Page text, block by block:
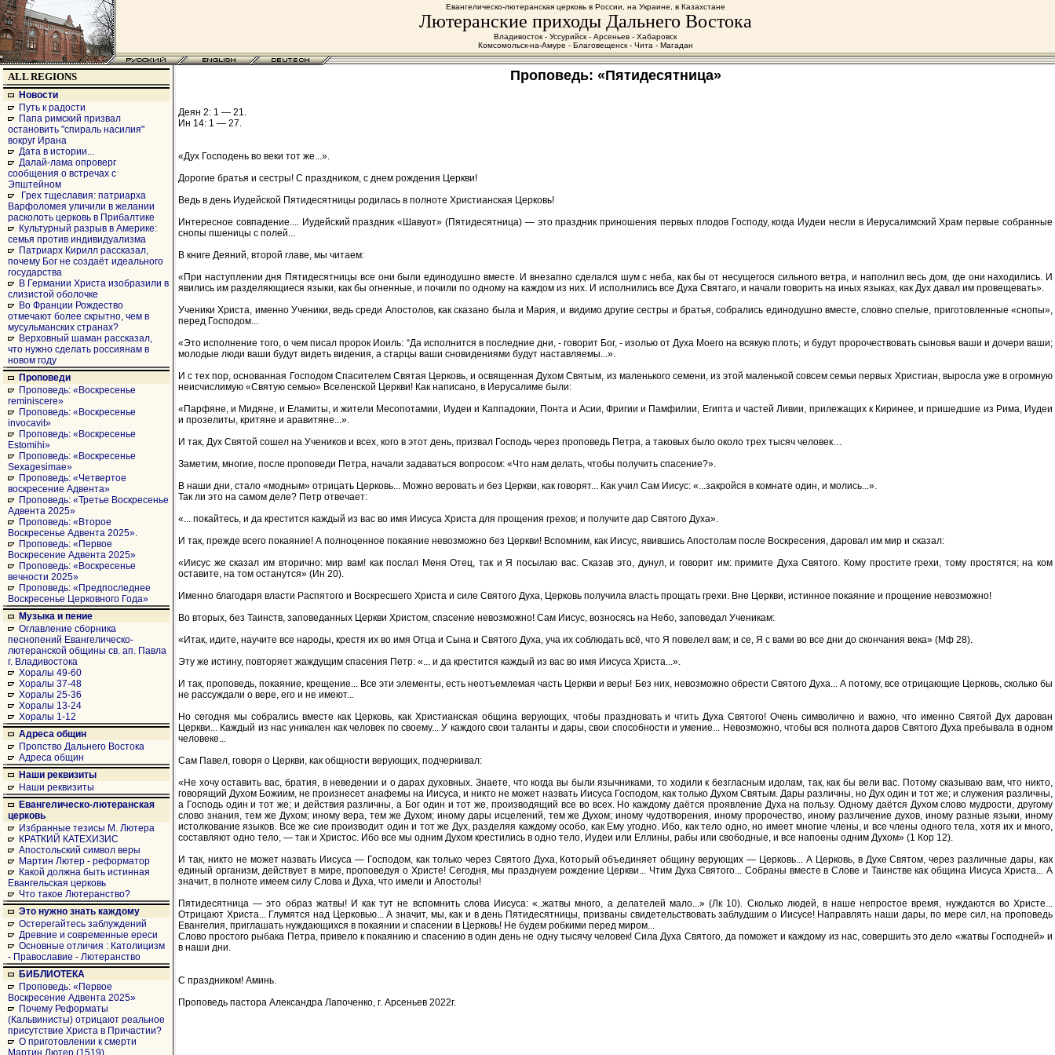
Евангелическо-лютеранская церковь в России, на Украине, в Казахстане
Лютеранские приходы Дальнего Востока
Владивосток - Уссурийск - Арсеньев - Хабаровск
Комсомольск-на-Амуре - Благовещенск - Чита - Магадан
ALL REGIONS
Новости
Путь к радости
Папа римский призвал
остановить "спираль насилия"
вокруг Ирана
Дата в истории...
Далай-лама опроверг
сообщения о встречах с
Эпштейном
Грех тщеславия: патриарха
Варфоломея уличили в желании
расколоть церковь в Прибалтике
Культурный разрыв в Америке:
семья против индивидуализма
Патриарх Кирилл рассказал,
почему Бог не создаёт идеального
государства
В Германии Христа изобразили в
слизистой оболочке
Во Франции Рождество
отмечают более скрытно, чем в
мусульманских странах?
Верховный шаман рассказал,
что нужно сделать россиянам в
новом году
Проповеди
Проповедь: «Воскресенье
reminiscere»
Проповедь: «Воскресенье
invocavit»
Проповедь: «Воскресенье
Estomihi»
Проповедь: «Воскресенье
Sexagesimae»
Проповедь: «Четвертое
воскресение Адвента»
Проповедь: «Третье Воскресенье
Адвента 2025»
Проповедь: «Второе
Воскресенье Адвента 2025».
Проповедь: «Первое
Воскресение Адвента 2025»
Проповедь: «Воскресенье
вечности 2025»
Проповедь: «Предпоследнее
Воскресенье Церковного Года»
Музыка и пение
Оглавление сборника
песнопений Евангелическо-
лютеранской общины св. ап. Павла
г. Владивостока
Хоралы 49-60
Хоралы 37-48
Хоралы 25-36
Хоралы 13-24
Хоралы 1-12
Адреса общин
Пропство Дальнего Востока
Адреса общин
Наши реквизиты
Наши реквизиты
Евангелическо-лютеранская
церковь
Избранные тезисы М. Лютера
КРАТКИЙ КАТЕХИЗИС
Апостольский символ веры
Мартин Лютер - реформатор
Какой должна быть истинная
Евангельская церковь
Что такое Лютеранство?
Это нужно знать каждому
Остерегайтесь заблуждений
Древние и современные ереси
Основные отличия : Католицизм
- Православие - Лютеранство
БИБЛИОТЕКА
Проповедь: «Первое
Воскресение Адвента 2025»
Почему Реформаты
(Кальвинисты) отрицают реальное
присутствие Христа в Причастии?
О приготовлении к смерти
Мартин Лютер (1519)
Проповедь: «Пятидесятница»
Деян 2: 1 — 21.
Ин 14: 1 — 27.
«Дух Господень во веки тот же...».
Дорогие братья и сестры! С праздником, с днем рождения Церкви!
Ведь в день Иудейской Пятидесятницы родилась в полноте Христианская Церковь!
Интересное совпадение.... Иудейский праздник «Шавуот» (Пятидесятница) — это праздник приношения первых плодов Господу, когда Иудеи несли в Иерусалимский Храм первые собранные
снопы пшеницы с полей...
В книге Деяний, второй главе, мы читаем:
«При наступлении дня Пятидесятницы все они были единодушно вместе. И внезапно сделался шум с неба, как бы от несущегося сильного ветра, и наполнил весь дом, где они находились. И
явились им разделяющиеся языки, как бы огненные, и почили по одному на каждом из них. И исполнились все Духа Святаго, и начали говорить на иных языках, как Дух давал им провещевать».
Ученики Христа, именно Ученики, ведь среди Апостолов, как сказано была и Мария, и видимо другие сестры и братья, собрались единодушно вместе, словно спелые, приготовленные «снопы»,
перед Господом...
«Это исполнение того, о чем писал пророк Иоиль: “Да исполнится в последние дни, - говорит Бог, - изолью от Духа Моего на всякую плоть; и будут пророчествовать сыновья ваши и дочери ваши;
молодые люди ваши будут видеть видения, а старцы ваши сновидениями будут наставляемы...».
И с тех пор, основанная Господом Спасителем Святая Церковь, и освященная Духом Святым, из маленького семени, из этой маленькой совсем семьи первых Христиан, выросла уже в огромную
неисчислимую «Святую семью» Вселенской Церкви! Как написано, в Иерусалиме были:
«Парфяне, и Мидяне, и Еламиты, и жители Месопотамии, Иудеи и Каппадокии, Понта и Асии, Фригии и Памфилии, Египта и частей Ливии, прилежащих к Киринее, и пришедшие из Рима, Иудеи
и прозелиты, критяне и аравитяне...».
И так, Дух Святой сошел на Учеников и всех, кого в этот день, призвал Господь через проповедь Петра, а таковых было около трех тысяч человек…
Заметим, многие, после проповеди Петра, начали задаваться вопросом: «Что нам делать, чтобы получить спасение?».
В наши дни, стало «модным» отрицать Церковь... Можно веровать и без Церкви, как говорят... Как учил Сам Иисус: «...закройся в комнате один, и молись...».
Так ли это на самом деле? Петр отвечает:
«... покайтесь, и да крестится каждый из вас во имя Иисуса Христа для прощения грехов; и получите дар Святого Духа».
И так, прежде всего покаяние! А полноценное покаяние невозможно без Церкви! Вспомним, как Иисус, явившись Апостолам после Воскресения, даровал им мир и сказал:
«Иисус же сказал им вторично: мир вам! как послал Меня Отец, так и Я посылаю вас. Сказав это, дунул, и говорит им: примите Духа Святого. Кому простите грехи, тому простятся; на ком
оставите, на том останутся» (Ин 20).
Именно благодаря власти Распятого и Воскресшего Христа и силе Святого Духа, Церковь получила власть прощать грехи. Вне Церкви, истинное покаяние и прощение невозможно!
Во вторых, без Таинств, заповеданных Церкви Христом, спасение невозможно! Сам Иисус, возносясь на Небо, заповедал Ученикам:
«Итак, идите, научите все народы, крестя их во имя Отца и Сына и Святого Духа, уча их соблюдать всё, что Я повелел вам; и се, Я с вами во все дни до скончания века» (Мф 28).
Эту же истину, повторяет жаждущим спасения Петр: «... и да крестится каждый из вас во имя Иисуса Христа...».
И так, проповедь, покаяние, крещение... Все эти элементы, есть неотъемлемая часть Церкви и веры! Без них, невозможно обрести Святого Духа... А потому, все отрицающие Церковь, сколько бы
не рассуждали о вере, его и не имеют...
Но сегодня мы собрались вместе как Церковь, как Христианская община верующих, чтобы праздновать и чтить Духа Святого! Очень символично и важно, что именно Святой Дух дарован
Церкви... Каждый из нас уникален как человек по своему... У каждого свои таланты и дары, свои способности и умение... Невозможно, чтобы вся полнота даров Святого Духа пребывала в одном
человеке...
Сам Павел, говоря о Церкви, как общности верующих, подчеркивал:
«Не хочу оставить вас, братия, в неведении и о дарах духовных. Знаете, что когда вы были язычниками, то ходили к безгласным идолам, так, как бы вели вас. Потому сказываю вам, что никто,
говорящий Духом Божиим, не произнесет анафемы на Иисуса, и никто не может назвать Иисуса Господом, как только Духом Святым. Дары различны, но Дух один и тот же; и служения различны,
а Господь один и тот же; и действия различны, а Бог один и тот же, производящий все во всех. Но каждому даётся проявление Духа на пользу. Одному даётся Духом слово мудрости, другому
слово знания, тем же Духом; иному вера, тем же Духом; иному дары исцелений, тем же Духом; иному чудотворения, иному пророчество, иному различение духов, иному разные языки, иному
истолкование языков. Все же сие производит один и тот же Дух, разделяя каждому особо, как Ему угодно. Ибо, как тело одно, но имеет многие члены, и все члены одного тела, хотя их и много,
составляют одно тело, — так и Христос. Ибо все мы одним Духом крестились в одно тело, Иудеи или Еллины, рабы или свободные, и все напоены одним Духом» (1 Кор 12).
И так, никто не может назвать Иисуса — Господом, как только через Святого Духа, Который объединяет общину верующих — Церковь... А Церковь, в Духе Святом, через различные дары, как
единый организм, действует в мире, проповедуя о Христе! Сегодня, мы празднуем рождение Церкви... Чтим Духа Святого... Собраны вместе в Слове и Таинстве как община Иисуса Христа... А
значит, в полноте имеем силу Слова и Духа, что имели и Апостолы!
Пятидесятница — это образ жатвы! И как тут не вспомнить слова Иисуса: «..жатвы много, а делателей мало...» (Лк 10). Сколько людей, в наше непростое время, нуждаются во Христе...
Отрицают Христа... Глумятся над Церковью... А значит, мы, как и в день Пятидесятницы, призваны свидетельствовать заблудшим о Иисусе! Направлять наши дары, по мере сил, на проповедь
Евангелия, приглашать нуждающихся в покаянии и спасении в Церковь! Не будем робкими перед миром...
Слово простого рыбака Петра, привело к покаянию и спасению в один день не одну тысячу человек! Сила Духа Святого, да поможет и каждому из нас, совершить это дело «жатвы Господней» и
в наши дни.
С праздником! Аминь.
Проповедь пастора Александра Лапоченко, г. Арсеньев 2022г.